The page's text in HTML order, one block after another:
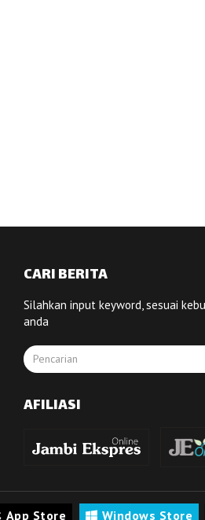
CARI BERITA
Silahkan input keyword, sesuai
anda
AFILIASI
App Store Windows Store